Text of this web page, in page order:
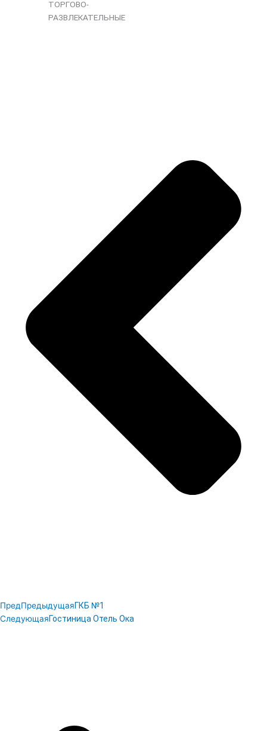
ТОРГОВО-
РАЗВЛЕКАТЕЛЬНЫЕ
ПредПредыдущаяГКБ №1
СледующаяГостиница Отель Ока